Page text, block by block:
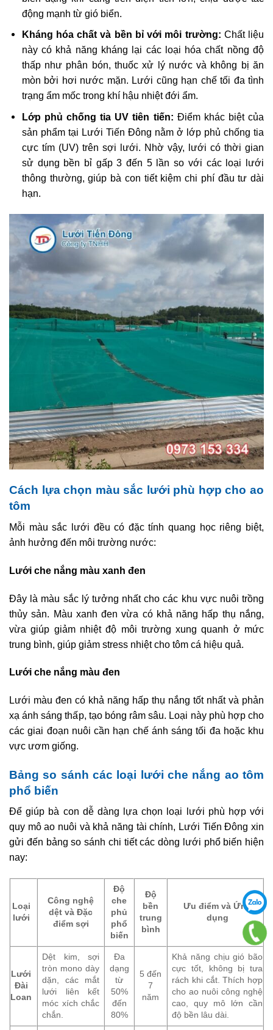
động mạnh từ gió biển.
Kháng hóa chất và bền bỉ với môi trường: Chất liệu
này có khả năng kháng lại các loại hóa chất nồng độ
thấp như phân bón, thuốc xử lý nước và không bị ăn
mòn bởi hơi nước mặn. Lưới cũng hạn chế tối đa tình
trạng ẩm mốc trong khí hậu nhiệt đới ẩm.
Lớp phủ chống tia UV tiên tiến: Điểm khác biệt của
sản phẩm tại Lưới Tiến Đông nằm ở lớp phủ chống tia
cực tím (UV) trên sợi lưới. Nhờ vậy, lưới có thời gian
sử dụng bền bỉ gấp 3 đến 5 lần so với các loại lưới
thông thường, giúp bà con tiết kiệm chi phí đầu tư dài
hạn.
Cách lựa chọn màu sắc lưới phù hợp cho ao
tôm
Mỗi màu sắc lưới đều có đặc tính quang học riêng biệt,
ảnh hưởng đến môi trường nước:
Lưới che nắng màu xanh đen
Đây là màu sắc lý tưởng nhất cho các khu vực nuôi trồng
thủy sản. Màu xanh đen vừa có khả năng hấp thụ nắng,
vừa giúp giảm nhiệt độ môi trường xung quanh ở mức
trung bình, giúp giảm stress nhiệt cho tôm cá hiệu quả.
Lưới che nắng màu đen
Lưới màu đen có khả năng hấp thụ nắng tốt nhất và phản
xạ ánh sáng thấp, tạo bóng râm sâu. Loại này phù hợp cho
các giai đoạn nuôi cần hạn chế ánh sáng tối đa hoặc khu
vực ươm giống.
Bảng so sánh các loại lưới che nắng ao tôm
phổ biến
Để giúp bà con dễ dàng lựa chọn loại lưới phù hợp với
quy mô ao nuôi và khả năng tài chính, Lưới Tiến Đông xin
gửi đến bảng so sánh chi tiết các dòng lưới phổ biến hiện
nay:
Loại
lưới
Công nghệ
dệt và Đặc
điểm sợi
Độ
che
phủ
phổ
biến
Độ
bền
trung
bình
Ưu điểm và Ứng
dụng
Lưới
Đài
Loan
Dệt kim, sợi
tròn mono dày
dặn, các mắt
lưới liên kết
móc xích chắc
chắn.
Đa
dạng
từ
50%
đến
80%
5 đến
7
năm
Khả năng chịu gió bão
cực tốt, không bị tưa
rách khi cắt. Thích hợp
cho ao nuôi công nghệ
cao, quy mô lớn cần
độ bền lâu dài.